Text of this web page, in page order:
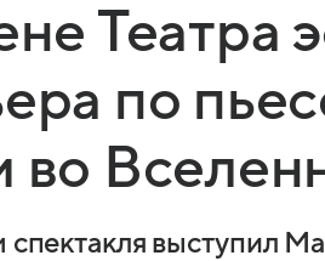
Театра
по
во
спектакля выступил